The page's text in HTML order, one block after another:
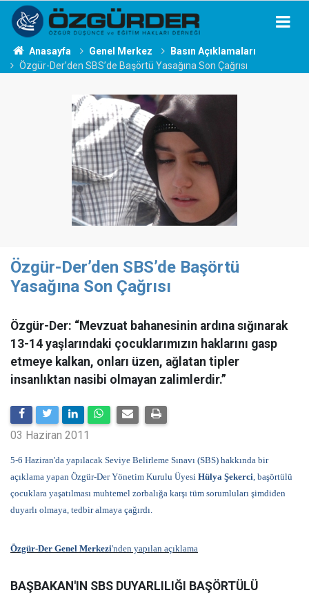
Anasayfa Genel Merkez
Basın Açıklamaları
Özgür-Der’den SBS’de Başörtü Yasağına Son Çağrısı
Özgür-Der’den SBS’de Başörtü
Yasağına Son Çağrısı
Özgür-Der: “Mevzuat bahanesinin ardına sığınarak
13-14 yaşlarındaki çocuklarımızın haklarını gasp
etmeye kalkan, onları üzen, ağlatan tipler
insanlıktan nasibi olmayan zalimlerdir.”
03 Haziran 2011
5-6 Haziran'da yapılacak Seviye Belirleme Sınavı (SBS) hakkında bir
açıklama yapan Özgür-Der Yönetim Kurulu Üyesi Hülya Şekerci, başörtülü
çocuklara yaşatılması muhtemel zorbalığa karşı tüm sorumluları şimdiden
duyarlı olmaya, tedbir almaya çağırdı.
Özgür-Der Genel Merkezi'nden yapılan açıklama
BAŞBAKAN'IN SBS DUYARLILIĞI BAŞÖRTÜLÜ